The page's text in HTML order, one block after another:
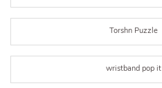
Torshn Puzzle
wristband pop it